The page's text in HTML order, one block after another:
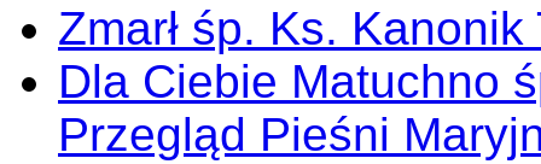
Zmarł śp. Ks.
Dla Ciebie Matuchno
Przegląd Pieśni